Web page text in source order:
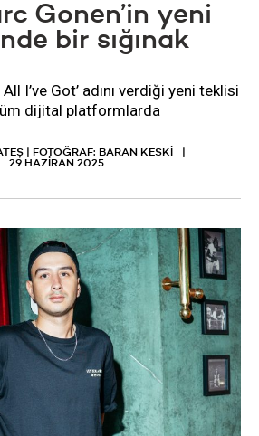
Gonen’in yeni
bir sığınak
All I’ve Got’ adını verdiği yeni teklisi
dijital platformlarda
| FOTOĞRAF: BARAN KESKİ
29 HAZIRAN 2025